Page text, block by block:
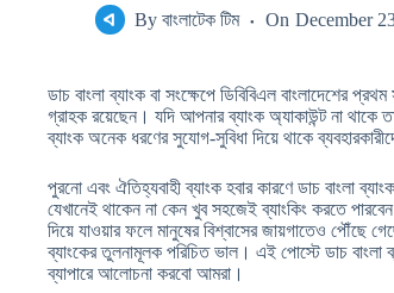
By বাংলাটেক টিম On December
ডাচ বাংলা ব্যাংক বা সংক্ষেপে ডিবিবিএল বাংলাদেশের
গ্রাহক রয়েছেন। যদি আপনার ব্যাংক অ্যাকাউন্ট না থাকে
ব্যাংক অনেক ধরণের সুযোগ-সুবিধা দিয়ে থাকে
পুরনো এবং ঐতিহ্যবাহী ব্যাংক হবার কারণে ডাচ বাংলা
যেখানেই থাকেন না কেন খুব সহজেই ব্যাংকিং করতে
দিয়ে যাওয়ার ফলে মানুষের বিশ্বাসের জায়গাতেও পৌঁছে
ব্যাংকের তুলনামূলক পরিচিত ভাল। এই পোস্টে ডাচ বাংলা
ব্যাপারে আলোচনা করবো আমরা।